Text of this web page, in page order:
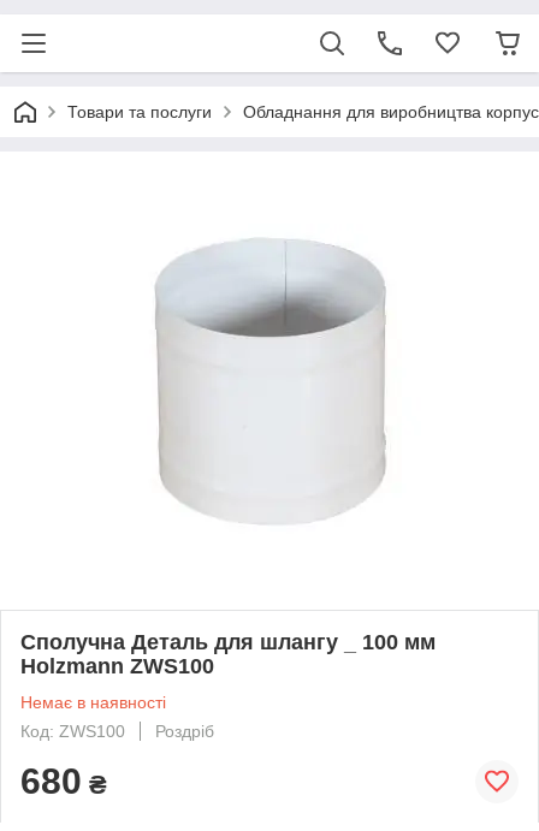
Товари та послуги Обладнання для виробництва
Сполучна Деталь для шлангу _ 100 мм
Holzmann ZWS100
Немає в наявності
Код: ZWS100
Роздріб
680 ₴